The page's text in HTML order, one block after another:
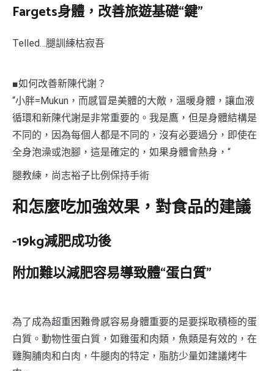
Fargets身體，改善旅遊基礎“鍵”
Telled…腿訓練枯寂吾
■如何改善新陳代謝？
“小胖=Mukun，而感冒是美體的大敵，溫暖身體，讓血液
循環和新陳代謝是非常重要的。我是鷹，但是身體結構是
不同的，因為每個人都是不同的，沒有必要過分，即使在
全身泡澡或泡腳，這是確定的，如果身體會熱身，“
腿教練，尚志裕子比例保持手術
和怎麼吃加強效果，對食品的建議
-19kg減肥成功後
附加難以減肥容易導致體“蛋白質”
為了成為超重困難骨感容易身體重要的是要採取積極的蛋
白質。動物性蛋白質，如雞蛋和肉類，魚類是有效的，在
雞胸脯肉和白肉，牛腿肉的特定，脂肪少量如建議烤牛